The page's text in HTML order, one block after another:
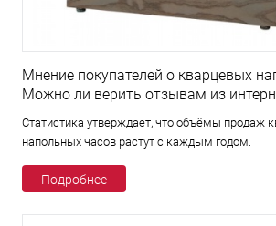
Мнение покупателей о кварцевых
Можно ли верить отзывам из
Статистика утверждает, что объёмы продаж
напольных часов растут с каждым годом.
Подробнее